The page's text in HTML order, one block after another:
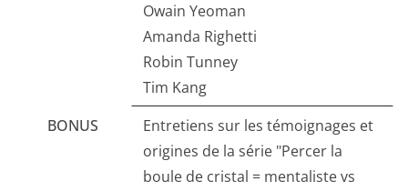
Owain Yeoman
Amanda Righetti
Robin Tunney
Tim Kang
BONUS
Entretiens sur les témoignages et
origines de la série "Percer la
boule de cristal = mentaliste vs